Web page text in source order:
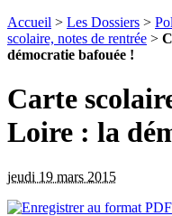
Accueil > Les Dossiers >
scolaire, notes de rentrée >
démocratie bafouée !
Carte
Loire : la
jeudi 19 mars 2015